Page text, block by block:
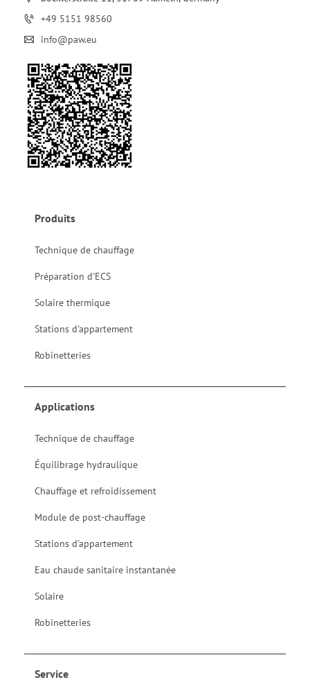
+49 5151 98560
info@paw.eu
Produits
Technique de chauffage
Préparation d'ECS
Solaire thermique
Stations d'appartement
Robinetteries
Applications
Technique de chauffage
Équilibrage hydraulique
Chauffage et refroidissement
Module de post-chauffage
Stations d'appartement
Eau chaude sanitaire instantanée
Solaire
Robinetteries
Service